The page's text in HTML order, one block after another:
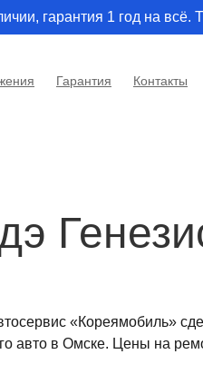
гарантия 1 год на всё.
Гарантия Контакты
«Кореямобиль»
авто в Омске. Цены на